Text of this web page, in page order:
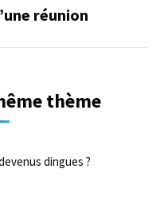
réunion
thème
dingues ?